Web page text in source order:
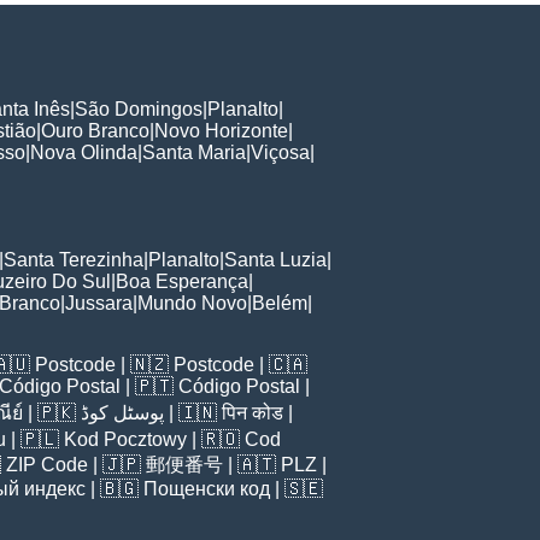
Inês São Domingos Planalto
Ouro Branco Novo Horizonte
Nova Olinda Santa Maria Viçosa
Santa Terezinha Planalto Santa Luzia
Do Sul Boa Esperança
Jussara Mundo Novo Belém
Postcode | 🇳🇿 Postcode | 🇨🇦
Código Postal | 🇵🇹 Código Postal
ย์ | 🇵🇰 پوسٹل کوڈ | 🇮🇳पिन कोड
| 🇵🇱 Kod Pocztowy | 🇷🇴 Cod
ZIP Code | 🇯🇵 郵便番号 | 🇦🇹 PLZ
индекс | 🇧🇬 Пощенски код | 🇸🇪